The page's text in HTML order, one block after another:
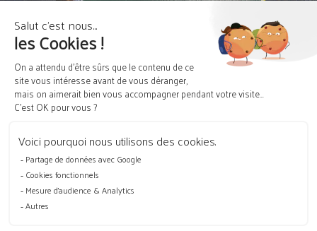
PLAN DU SITE MENTIONS LÉGALES
POLITIQUE DE CONFIDENTIALITÉ
FORMULAIRE DE RÉTRACTATION